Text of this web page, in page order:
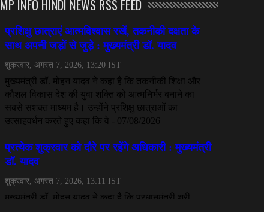
MP INFO HINDI NEWS RSS FEED